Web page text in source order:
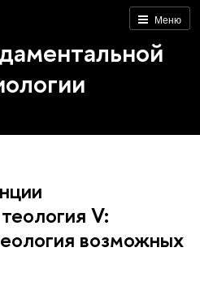
Меню
V:
возможных